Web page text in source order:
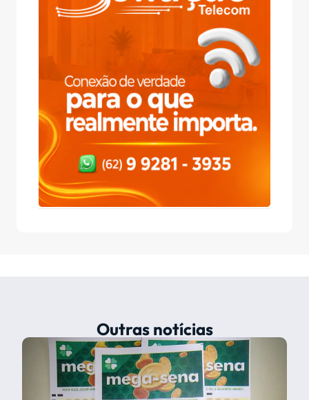
Outras notícias